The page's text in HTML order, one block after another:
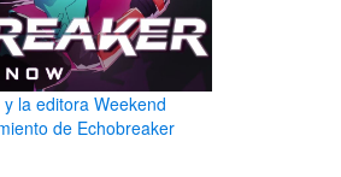
la editora Weekend
de Echobreaker